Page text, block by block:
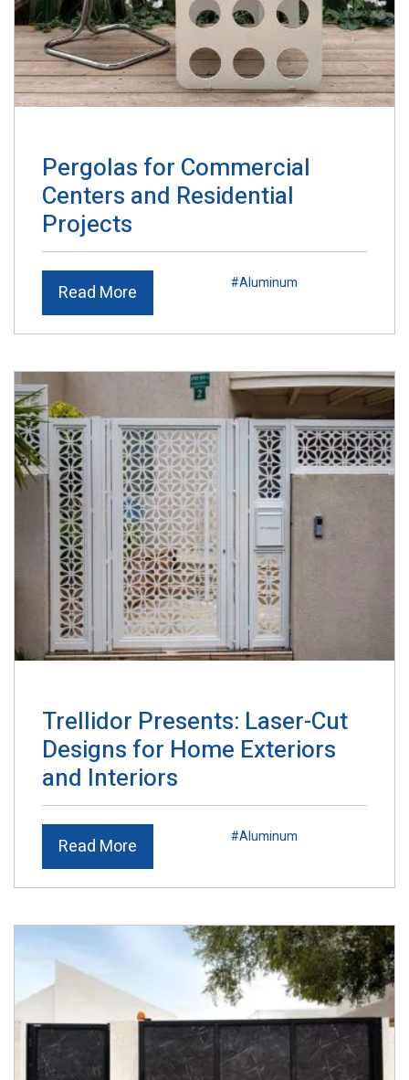
Pergolas for Commercial
Centers and Residential
Projects
Read More #Aluminum
Trellidor Presents: Laser-Cut
Designs for Home Exteriors
and Interiors
Read More #Aluminum